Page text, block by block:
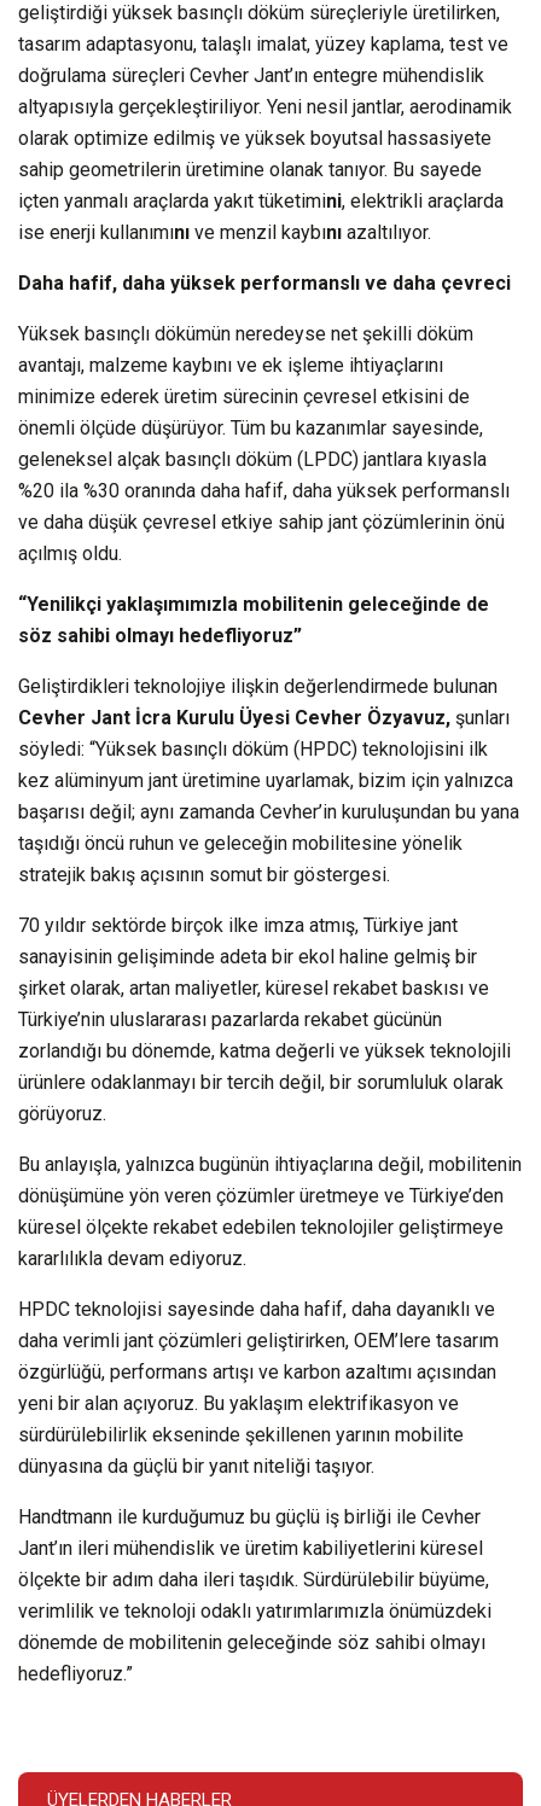
geliştirdiği yüksek basınçlı döküm süreçleriyle üretilirken,
tasarım adaptasyonu, talaşlı imalat, yüzey kaplama, test ve
doğrulama süreçleri Cevher Jant’ın entegre mühendislik
altyapısıyla gerçekleştiriliyor. Yeni nesil jantlar, aerodinamik
olarak optimize edilmiş ve yüksek boyutsal hassasiyete
sahip geometrilerin üretimine olanak tanıyor. Bu sayede
içten yanmalı araçlarda yakıt tüketimini, elektrikli araçlarda
ise enerji kullanımını ve menzil kaybını azaltılıyor.
Daha hafif, daha yüksek performanslı ve daha çevreci
Yüksek basınçlı dökümün neredeyse net şekilli döküm
avantajı, malzeme kaybını ve ek işleme ihtiyaçlarını
minimize ederek üretim sürecinin çevresel etkisini de
önemli ölçüde düşürüyor. Tüm bu kazanımlar sayesinde,
geleneksel alçak basınçlı döküm (LPDC) jantlara kıyasla
%20 ila %30 oranında daha hafif, daha yüksek performanslı
ve daha düşük çevresel etkiye sahip jant çözümlerinin önü
açılmış oldu.
“Yenilikçi yaklaşımımızla mobilitenin geleceğinde de
söz sahibi olmayı hedefliyoruz”
Geliştirdikleri teknolojiye ilişkin değerlendirmede bulunan
Cevher Jant İcra Kurulu Üyesi Cevher Özyavuz, şunları
söyledi: “Yüksek basınçlı döküm (HPDC) teknolojisini ilk
kez alüminyum jant üretimine uyarlamak, bizim için yalnızca
başarısı değil; aynı zamanda Cevher’in kuruluşundan bu yana
taşıdığı öncü ruhun ve geleceğin mobilitesine yönelik
stratejik bakış açısının somut bir göstergesi.
70 yıldır sektörde birçok ilke imza atmış, Türkiye jant
sanayisinin gelişiminde adeta bir ekol haline gelmiş bir
şirket olarak, artan maliyetler, küresel rekabet baskısı ve
Türkiye’nin uluslararası pazarlarda rekabet gücünün
zorlandığı bu dönemde, katma değerli ve yüksek teknolojili
ürünlere odaklanmayı bir tercih değil, bir sorumluluk olarak
görüyoruz.
Bu anlayışla, yalnızca bugünün ihtiyaçlarına değil, mobilitenin
dönüşümüne yön veren çözümler üretmeye ve Türkiye’den
küresel ölçekte rekabet edebilen teknolojiler geliştirmeye
kararlılıkla devam ediyoruz.
HPDC teknolojisi sayesinde daha hafif, daha dayanıklı ve
daha verimli jant çözümleri geliştirirken, OEM’lere tasarım
özgürlüğü, performans artışı ve karbon azaltımı açısından
yeni bir alan açıyoruz. Bu yaklaşım elektrifikasyon ve
sürdürülebilirlik ekseninde şekillenen yarının mobilite
dünyasına da güçlü bir yanıt niteliği taşıyor.
Handtmann ile kurduğumuz bu güçlü iş birliği ile Cevher
Jant’ın ileri mühendislik ve üretim kabiliyetlerini küresel
ölçekte bir adım daha ileri taşıdık. Sürdürülebilir büyüme,
verimlilik ve teknoloji odaklı yatırımlarımızla önümüzdeki
dönemde de mobilitenin geleceğinde söz sahibi olmayı
hedefliyoruz.”
ÜYELERDEN HABERLER